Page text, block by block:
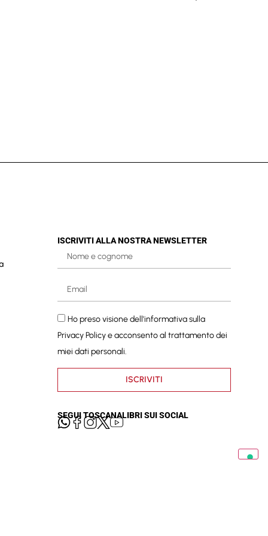
ISCRIVITI ALLA NOSTRA NEWSLETTER
Ho preso visione dell'informativa sulla
Privacy Policye acconsento al trattamento dei
miei dati personali.
ISCRIVITI
SEGUI TOSCANALIBRI SUI SOCIAL